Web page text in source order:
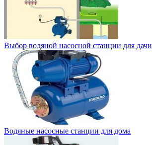
Выбор водяной насосной станции для дачи
Водяные насосные станции для дома